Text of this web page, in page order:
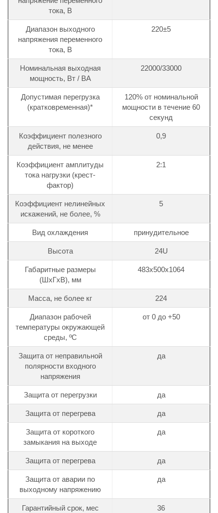
тока, В
Диапазон выходного
напряжения переменного
тока, В
220±5
Номинальная выходная
мощность, Вт / ВА
22000/33000
Допустимая перегрузка
(кратковременная)*
120% от номинальной
мощности в течение 60
секунд
Коэффициент полезного
действия, не менее
0,9
Коэффициент амплитуды
тока нагрузки (крест-
фактор)
2:1
Коэффициент нелинейных
искажений, не более, %
5
Вид охлаждения принудительное
Высота 24U
Габаритные размеры
(ШхГхВ), мм
483х500х1064
Масса, не более кг 224
Диапазон рабочей
температуры окружающей
среды, ºС
от 0 до +50
Защита от неправильной
полярности входного
напряжения
да
Защита от перегрузки да
Защита от перегрева да
Защита от короткого
замыкания на выходе
да
Защита от перегрева да
Защита от аварии по
выходному напряжению
да
Гарантийный срок, мес 36